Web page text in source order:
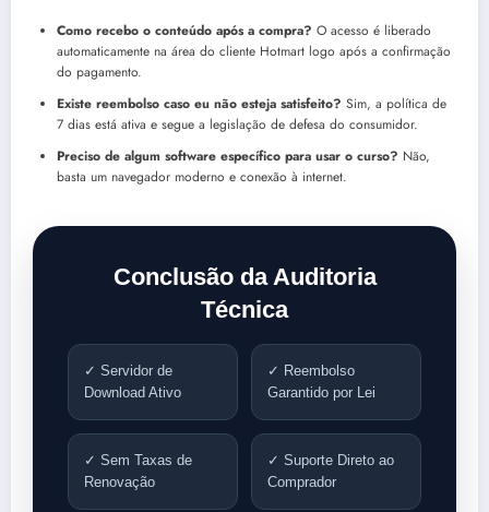
Como recebo o conteúdo após a compra? O acesso é liberado
automaticamente na área do cliente Hotmart logo após a confirmação
do pagamento.
Existe reembolso caso eu não esteja satisfeito? Sim, a política de
7 dias está ativa e segue a legislação de defesa do consumidor.
Preciso de algum software específico para usar o curso? Não,
basta um navegador moderno e conexão à internet.
Conclusão da Auditoria
Técnica
✓ Servidor de
Download Ativo
✓ Reembolso
Garantido por Lei
✓ Sem Taxas de
Renovação
✓ Suporte Direto ao
Comprador